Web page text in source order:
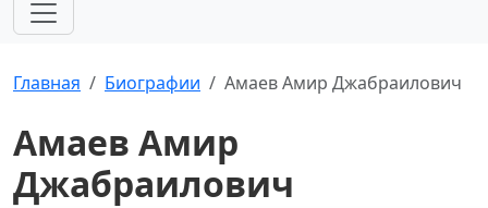
Главная Биографии Амаев Амир Джабраилович
Амаев Амир
Джабраилович